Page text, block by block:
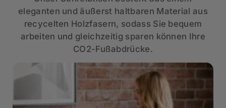
eleganten und äußerst haltbaren Material aus
recycelten Holzfasern, sodass Sie bequem
arbeiten und gleichzeitig sparen können Ihre
CO2-Fußabdrücke.